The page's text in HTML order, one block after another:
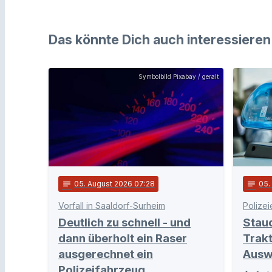
Das könnte Dich auch interessieren
Symbolbild Pixabay / geralt
notes 05. August 2026 07:28
Vorfall in Saaldorf-Surheim
Deutlich zu schnell - und
dann überholt ein Raser
ausgerechnet ein
notes 05